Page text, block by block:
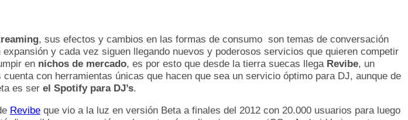
, sus efectos y cambios en las formas de consumo son temas de conversación
y cada vez siguen llegando nuevos y poderosos servicios que quieren competir
en nichos de mercado, es por esto que desde la tierra suecas llega Revibe, un
con herramientas únicas que hacen que sea un servicio óptimo para DJ, aunque de
es ser el Spotify para DJ’s.
Revibe que vio a la luz en versión Beta a finales del 2012 con 20.000 usuarios para luego